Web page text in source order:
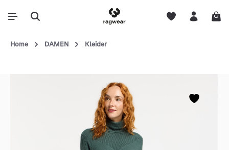
Home DAMEN Kleider